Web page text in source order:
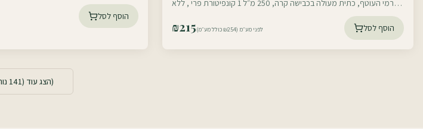
הוסף לסל
מכרמי העוטף, כתית מעולה בכבישה קרה, 250 מ״ל 1 קונפיטורת פרי , ללא
₪215 לפני מע״מ (₪254 כולל מע״מ) הוסף לסל
הצג עוד (141 נותרו)